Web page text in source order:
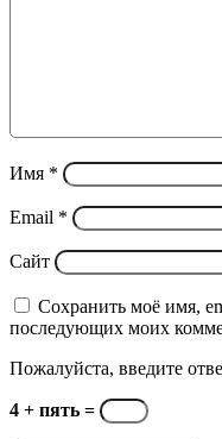
Имя *
Email *
Сайт
Сохранить моё имя,
последующих моих
Пожалуйста, введите
4 + пять =